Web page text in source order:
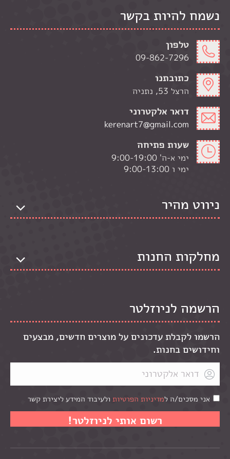
נשמח להיות בקשר
טלפון
09-862-7296
כתובתנו
הרצל 53, נתניה
דואר אלקטרוני
kerenart7@gmail.com
שעות פתיחה
ימי א-ה' 9:00-19:00
ימי ו 9:00-13:00
ניווט מהיר
מחלקות החנות
הרשמה לניוזלטר
הרשמו לקבלת עדכונים על מוצרים חדשים, מבצעים
וחידושים בחנות.
אני מסכים/ה למדיניות הפרטיות ולעיבוד המידע ליצירת קשר